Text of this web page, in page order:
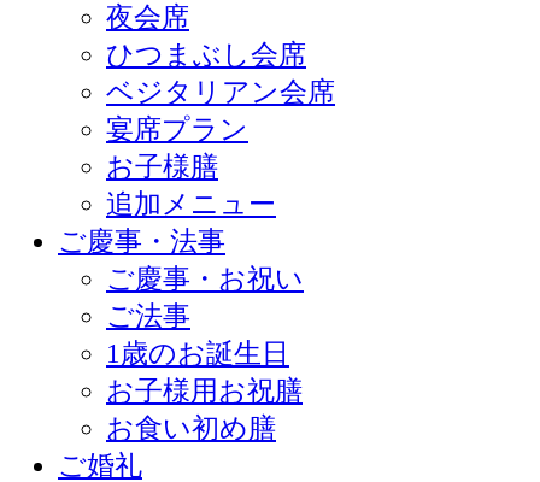
夜会席
ひつまぶし会席
ベジタリアン会席
宴席プラン
お子様膳
追加メニュー
ご慶事・法事
ご慶事・お祝い
ご法事
1歳のお誕生日
お子様用お祝膳
お食い初め膳
ご婚礼